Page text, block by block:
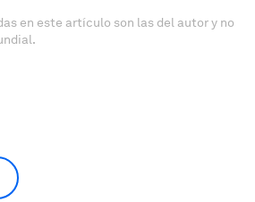
en este artículo son las del autor y no